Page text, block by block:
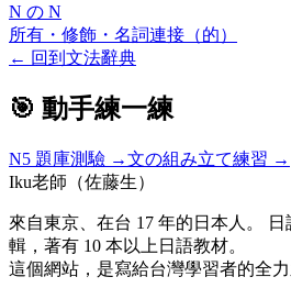
N の N
所有・修飾・名詞連接（的）
← 回到文法辭典
🎯 動手練一練
N5 題庫測驗 →文の組み立て練習 →
Iku老師（佐藤生）
來自東京、在台 17 年的日本人。
輯，著有 10 本以上日語教材。
這個網站，是寫給台灣學習者的全力